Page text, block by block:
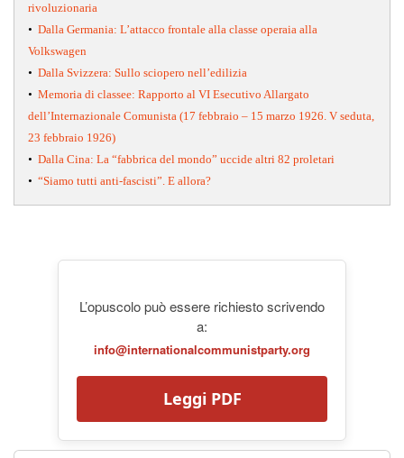
rivoluzionaria
• Dalla Germania: L’attacco frontale alla classe operaia alla
Volkswagen
• Dalla Svizzera: Sullo sciopero nell’edilizia
• Memoria di classee: Rapporto al VI Esecutivo Allargato
dell’Internazionale Comunista (17 febbraio – 15 marzo 1926. V seduta,
23 febbraio 1926)
• Dalla Cina: La “fabbrica del mondo” uccide altri 82 proletari
• “Siamo tutti anti-fascisti”. E allora?
L’opuscolo può essere richiesto scrivendo
a:
info@internationalcommunistparty.org
Leggi PDF